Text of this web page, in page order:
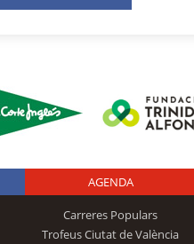
Logo Fundación
AGENDA
Carreres Populars
Trofeus Ciutat de València